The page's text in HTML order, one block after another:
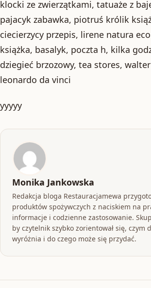
klocki ze zwierzątkami, tatuaże z
pajacyk zabawka, piotruś królik
ciecierzycy przepis, lirene natura
książka, basalyk, poczta h, kilka
dziegieć brzozowy, tea stores,
leonardo da vinci
yyyyy
Monika Jankowska
Redakcja bloga Restauracjamewa
produktów spożywczych z naciskiem na
informacje i codzienne zastosowanie.
by czytelnik szybko zorientował się, czym
wyróżnia i do czego może się przydać.